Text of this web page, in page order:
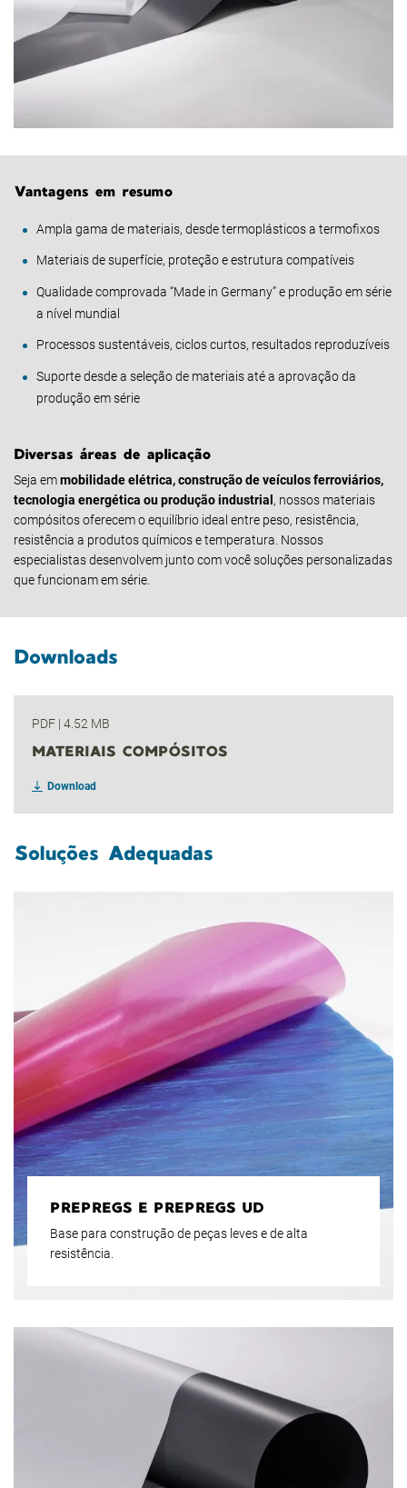
Vantagens em resumo
Ampla gama de materiais, desde termoplásticos a termofixos
Materiais de superfície, proteção e estrutura compatíveis
Qualidade comprovada “Made in Germany” e produção em série
a nível mundial
Processos sustentáveis, ciclos curtos, resultados reproduzíveis
Suporte desde a seleção de materiais até a aprovação da
produção em série
Diversas áreas de aplicação
Seja emmobilidade elétrica, construção de veículos ferroviários,
tecnologia energética ou produção industrial, nossos materiais
compósitos oferecem o equilíbrio ideal entre peso, resistência,
resistência a produtos químicos e temperatura. Nossos
especialistas desenvolvem junto com você soluções personalizadas
que funcionam em série.
Downloads
PDF | 4.52 MB
MATERIAIS COMPÓSITOS
Download
Soluções Adequadas
PREPREGS E PREPREGS UD
Base para construção de peças leves e de alta
resistência.